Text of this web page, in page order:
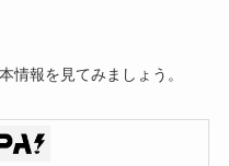
情報を見てみましょう。